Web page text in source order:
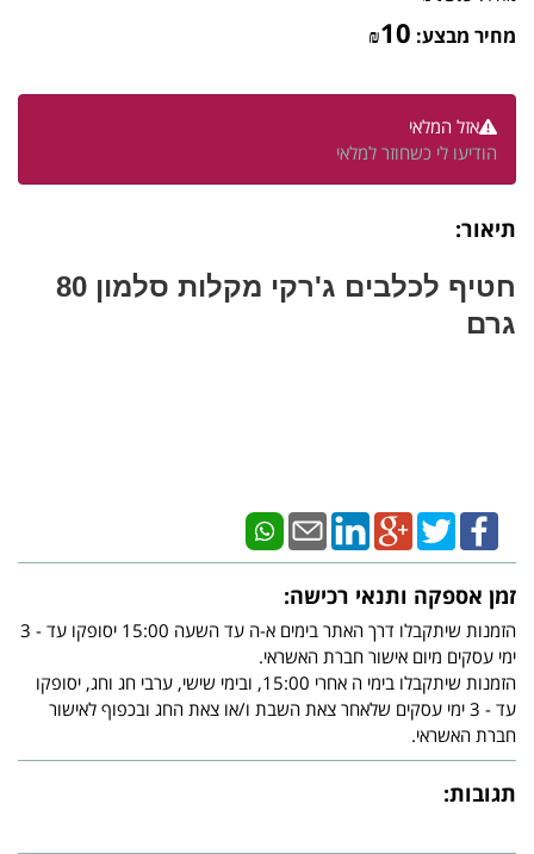
מחיר מבצע: ₪10
אזל המלאי
הודיעו לי כשחוזר למלאי
תיאור:
חטיף לכלבים ג'רקי מקלות סלמון 80
גרם
זמן אספקה ותנאי רכישה:
הזמנות שיתקבלו דרך האתר בימים א-ה עד השעה 15:00 יסופקו עד - 3
ימי עסקים מיום אישור חברת האשראי.
הזמנות שיתקבלו בימי ה אחרי 15:00, ובימי שישי, ערבי חג וחג, יסופקו
עד - 3 ימי עסקים שלאחר צאת השבת ו/או צאת החג ובכפוף לאישור
חברת האשראי.
תגובות: